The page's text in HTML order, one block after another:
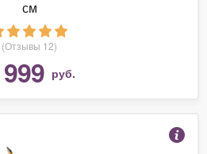
см
(Отзывы 12)
999 руб.